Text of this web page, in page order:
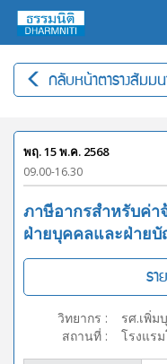
กลับหน้าตารางสัมม
พฤ. 15 พ.ค. 2568
09.00-16.30
ภาษีอากรสำหรับค่า
ฝ่ายบุคคลและฝ่าย
รา
วิทยากร :
รศ.เพิ่ม
สถานที่ : โรงแร